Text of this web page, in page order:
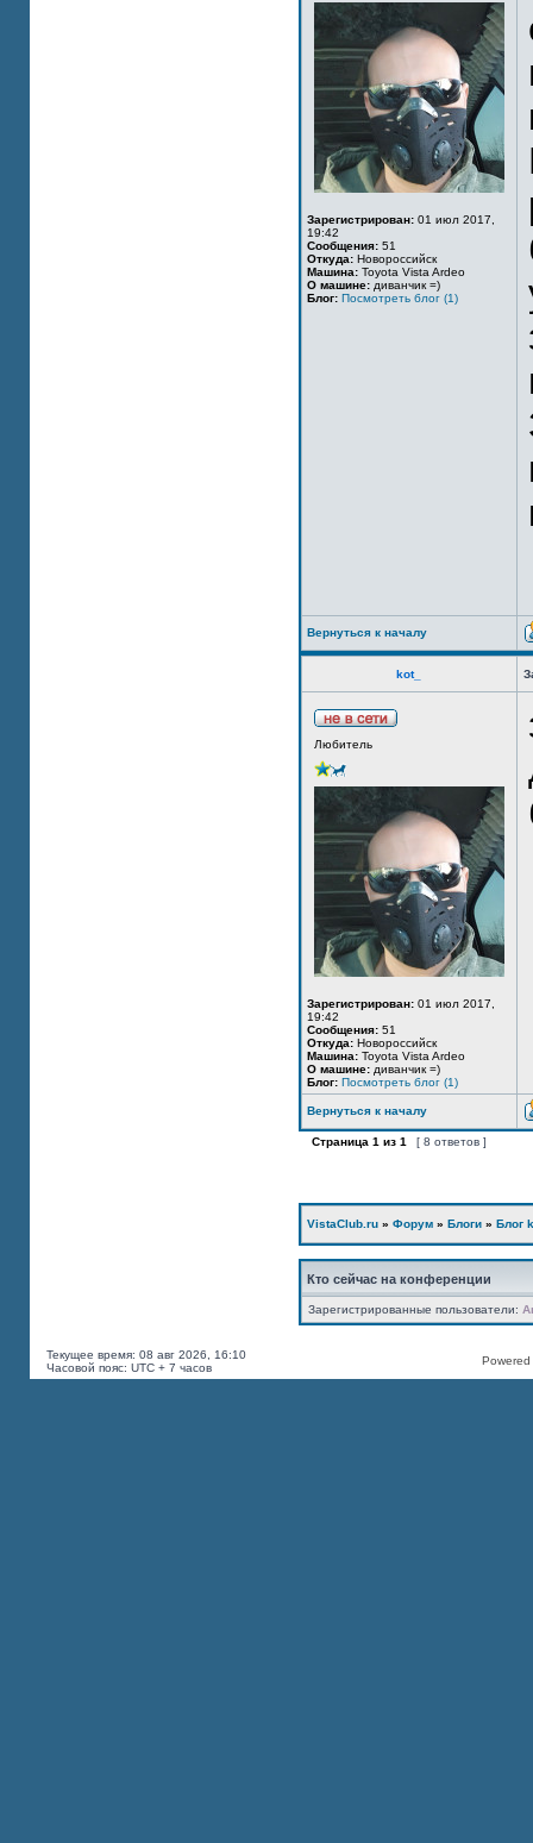
Зарегистрирован: 01 июл 2017,
19:42
Сообщения: 51
Откуда: Новороссийск
Машина: Toyota Vista Ardeo
О машине: диванчик =)
Блог: Посмотреть блог (1)
Вернуться к началу
kot_
Любитель
Зарегистрирован: 01 июл 2017,
19:42
Сообщения: 51
Откуда: Новороссийск
Машина: Toyota Vista Ardeo
О машине: диванчик =)
Блог: Посмотреть блог (1)
Вернуться к началу
Страница 1 из 1 [ 8 ответов ]
VistaClub.ru » Форум » Блоги » Блог
Кто сейчас на конференции
Зарегистрированные пользователи:
Текущее время: 08 авг 2026, 16:10
Часовой пояс: UTC + 7 часов